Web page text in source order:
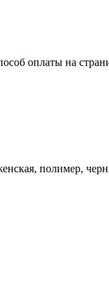
оплаты на
полимер,